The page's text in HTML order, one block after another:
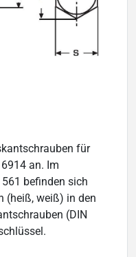
für
an. Im
befinden sich
(heiß, weiß) in den
(DIN